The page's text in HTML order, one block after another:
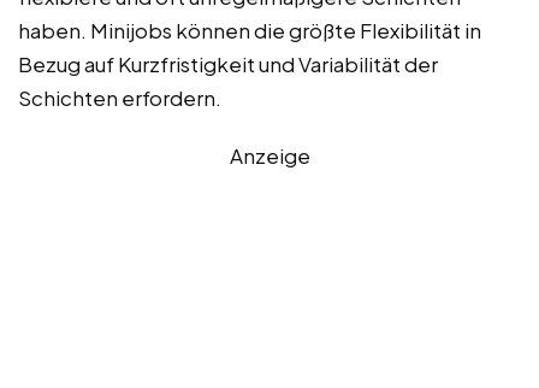
haben. Minijobs können die größte Flexibilität in
Bezug auf Kurzfristigkeit und Variabilität der
Schichten erfordern.
Anzeige